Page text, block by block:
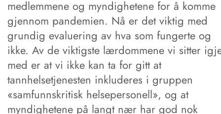
medlemmene og myndighetene for å komme
gjennom pandemien. Nå er det viktig med
grundig evaluering av hva som fungerte og
ikke. Av de viktigste lærdommene vi sitter
med er at vi ikke kan ta for gitt at
tannhelsetjenesten inkluderes i gruppen
«samfunnskritisk helsepersonell», og at
myndighetene på langt nær har god nok